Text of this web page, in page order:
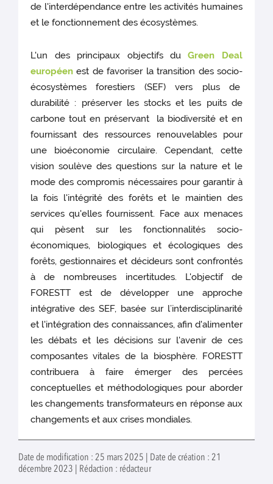
de l'interdépendance entre les activités humaines
et le fonctionnement des écosystèmes.
L'un des principaux objectifs duGreen Deal
européen est de favoriser la transition des socio-
écosystèmes forestiers (SEF) vers plus de
durabilité : préserver les stocks et les puits de
carbone tout en préservant la biodiversité et en
fournissant des ressources renouvelables pour
une bioéconomie circulaire. Cependant, cette
vision soulève des questions sur la nature et le
mode des compromis nécessaires pour garantir à
la fois l'intégrité des forêts et le maintien des
services qu'elles fournissent. Face aux menaces
qui pèsent sur les fonctionnalités socio-
économiques, biologiques et écologiques des
forêts, gestionnaires et décideurs sont confrontés
à de nombreuses incertitudes. L'objectif de
FORESTT est de développer une approche
intégrative des SEF, basée sur l’interdisciplinarité
et l'intégration des connaissances, afin d'alimenter
les débats et les décisions sur l'avenir de ces
composantes vitales de la biosphère. FORESTT
contribuera à faire émerger des percées
conceptuelles et méthodologiques pour aborder
les changements transformateurs en réponse aux
changements et aux crises mondiales.
Date de modification : 25 mars 2025 | Date de création : 21
décembre 2023 | Rédaction : rédacteur